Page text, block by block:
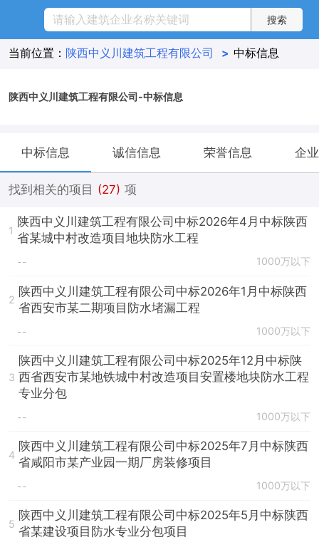
当前位置： 陕西中义川建筑工程有限公司 > 中标信息
陕西中义川建筑工程有限公司-中标信息
中标信息 诚信信息 荣誉信息 企
找到相关的项目 (27) 项
1
陕西中义川建筑工程有限公司中标2026年4月中标陕西
省某城中村改造项目地块防水工程
-- 1000万以下
2
陕西中义川建筑工程有限公司中标2026年1月中标陕西
省西安市某二期项目防水堵漏工程
-- 1000万以下
3
陕西中义川建筑工程有限公司中标2025年12月中标陕
西省西安市某地铁城中村改造项目安置楼地块防水工程
专业分包
-- 1000万以下
4
陕西中义川建筑工程有限公司中标2025年7月中标陕西
省咸阳市某产业园一期厂房装修项目
-- 1000万以下
5
陕西中义川建筑工程有限公司中标2025年5月中标陕西
省某建设项目防水专业分包项目